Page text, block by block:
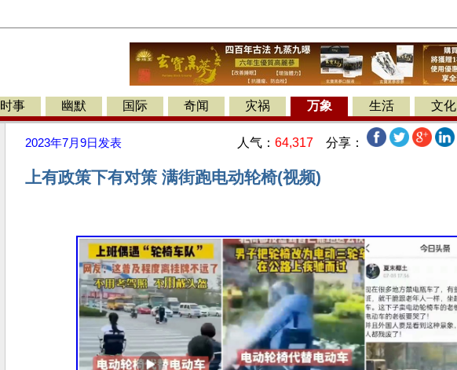
时事 幽默 国际 奇闻 灾祸 万象 生活 文化
2023年7月9日 发表 人气： 64,317 分享：
上有政策下有对策 满街跑电动轮椅(视频)